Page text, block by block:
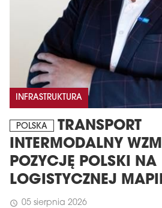
INFRASTRUKTURA
POLSKA
TRANSPORT
INTERMODALNY
POZYCJĘ POLSKI NA
LOGISTYCZNEJ
schedule 05 sierpnia 2026